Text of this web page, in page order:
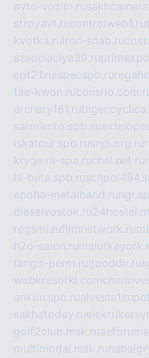
avto-vozim.ru
stroyavt.rucontrolweb1.ru
kvotka.ru iron-snab.ru
associaciya39.ru
cpt21.ru ispecspb.ru
tae-kwon.ru
archery161.ru
sarmiento.spb.su
iskatour.spb.rusnpi.org.ru
krygeva-spa.ruchel.net.ru
hl-beta.spb.ru
epoha-metalband.ru
dieselvostok.ru
regsmi.rufilmnetwork.ru
h2o-salon.ru
tango-perm.rugooddir.ru
webkrasotki.com
ankou.spb.rualvesta1.ru
sakhatoday.ru
golf2club.msk.ru
multimodal.msk.ru